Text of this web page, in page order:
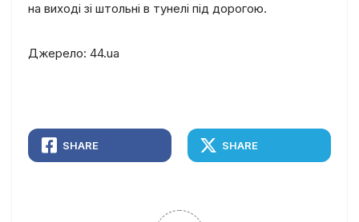
на виході зі штольні в тунелі під дорогою.
Джерело: 44.ua
SHARE SHARE